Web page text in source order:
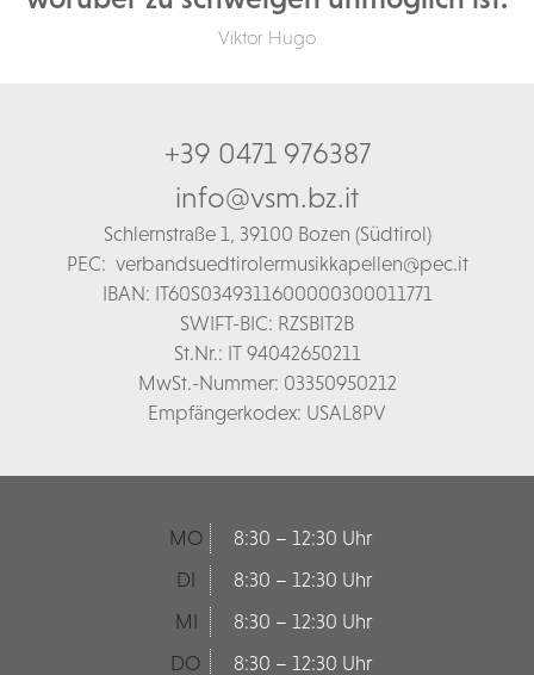
Viktor Hugo
+39 0471 976387
info@vsm.bz.it
Schlernstraße 1, 39100 Bozen (Südtirol)
PEC: verbandsuedtirolermusikkapellen@pec.it
IBAN: IT60S0349311600000300011771
SWIFT-BIC: RZSBIT2B
St.Nr.: IT 94042650211
MwSt.-Nummer: 03350950212
Empfängerkodex: USAL8PV
MO
8:30 – 12:30 Uhr
DI
8:30 – 12:30 Uhr
MI
8:30 – 12:30 Uhr
DO
8:30 – 12:30 Uhr